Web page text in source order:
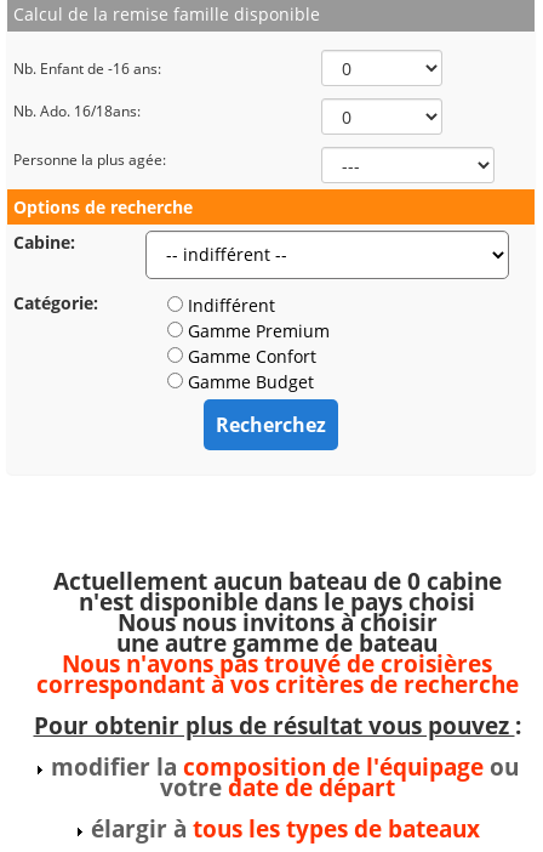
Calcul de la remise famille disponible
Nb. Enfant de -16 ans:
Nb. Ado. 16/18ans:
Personne la plus agée:
Options de recherche
Cabine:
Catégorie:
Indifférent
Gamme Premium
Gamme Confort
Gamme Budget
Actuellement aucun bateau de 0 cabine
n'est disponible dans le pays choisi
Nous nous invitons à choisir
une autre gamme de bateau
Nous n'avons pas trouvé de croisières
correspondant à vos critères de recherche
Pour obtenir plus de résultat vous pouvez :
modifier la composition de l'équipage ou
votredate de départ
élargir à tous les types de bateaux